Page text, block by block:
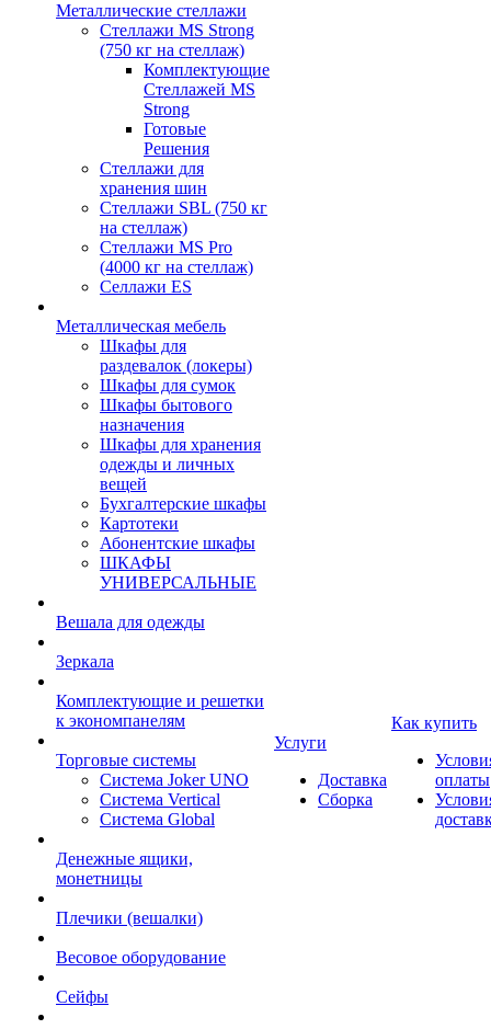
Металлические стеллажи
Стеллажи MS Strong
(750 кг на стеллаж)
Комплектующие
Стеллажей MS
Strong
Готовые
Решения
Стеллажи для
хранения шин
Стеллажи SBL (750 кг
на стеллаж)
Стеллажи MS Pro
(4000 кг на стеллаж)
Селлажи ES
Металлическая мебель
Шкафы для
раздевалок (локеры)
Шкафы для сумок
Шкафы бытового
назначения
Шкафы для хранения
одежды и личных
вещей
Бухгалтерские шкафы
Картотеки
Абонентские шкафы
ШКАФЫ
УНИВЕРСАЛЬНЫЕ
Вешала для одежды
Зеркала
Комплектующие и решетки
к экономпанелям
Торговые системы
Система Joker UNO
Система Vertical
Система Global
Денежные ящики,
монетницы
Плечики (вешалки)
Весовое оборудование
Сейфы
Услуги
Доставка
Сборка
Как купить
оплаты